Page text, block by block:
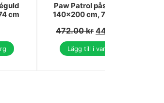
cm
Paw Patrol påslakanset
140×200 cm, 70×90 cm
472.00kr 448.00
Lägg till i varukorg